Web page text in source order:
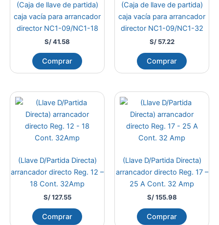
(Caja de llave de partida)
caja vacía para arrancador
director NC1-09/NC1-18
S/41.58
Comprar
(Caja de llave de partida)
caja vacía para arrancador
director NC1-09/NC1-32
S/57.22
Comprar
(Llave D/Partida Directa)
arrancador directo Reg. 12 –
18 Cont. 32Amp
S/127.55
Comprar
(Llave D/Partida Directa)
arrancador directo Reg. 17 –
25 A Cont. 32 Amp
S/155.98
Comprar